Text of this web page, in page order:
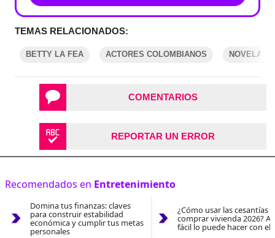
TEMAS RELACIONADOS:
BETTY LA FEA ACTORES COLOMBIANOS NOVELAS
COMENTARIOS
REPORTAR UN ERROR
Recomendados en Entretenimiento
Domina tus finanzas: claves
para construir estabilidad
económica y cumplir tus metas
personales
¿Cómo usar las cesantías
comprar vivienda 2026?
fácil lo puede hacer con el